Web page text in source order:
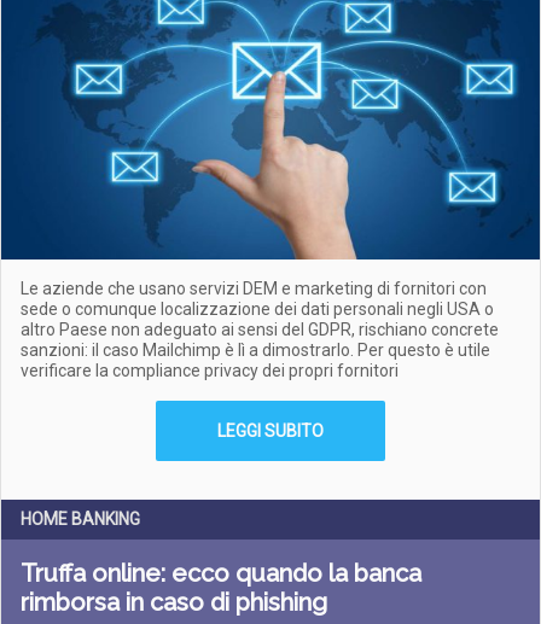
Le aziende che usano servizi DEM e marketing di fornitori con
sede o comunque localizzazione dei dati personali negli USA o
altro Paese non adeguato ai sensi del GDPR, rischiano concrete
sanzioni: il caso Mailchimp è lì a dimostrarlo. Per questo è utile
verificare la compliance privacy dei propri fornitori
LEGGI SUBITO
HOME BANKING
Truffa online: ecco quando la banca
rimborsa in caso di phishing